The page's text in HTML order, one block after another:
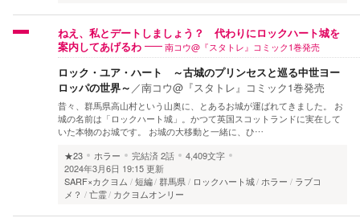
ねえ、私とデートしましょう？ 代わりにロックハート城を
案内してあげるわ
南コウ@『スタトレ』コミック1巻発売
ロック・ユア・ハート ～古城のプリンセスと巡る中世ヨー
ロッパの世界～ ／南コウ@『スタトレ』コミック1巻発売
昔々、群馬県高山村という山奥に、とあるお城が運ばれてきました。 お
城の名前は「ロックハート城」。かつて英国スコットランドに実在して
いた本物のお城です。 お城の大移動と一緒に、ひ…
★23
ホラー 完結済2話
4,409文字
2024年3月6日 19:15 更新
SARF×カクヨム
短編 群馬県 ロックハート城 ホラー
ラブコ
メ？
亡霊 カクヨムオンリー